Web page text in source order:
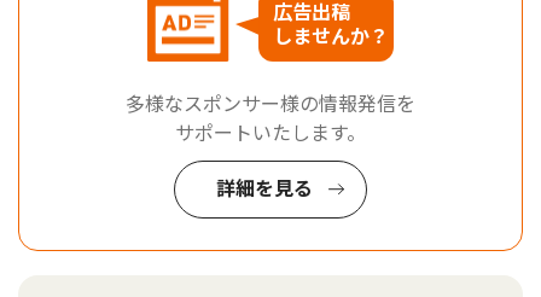
広告出稿
しませんか？
多様なスポンサー様の情報発信を
サポートいたします。
詳細を見る